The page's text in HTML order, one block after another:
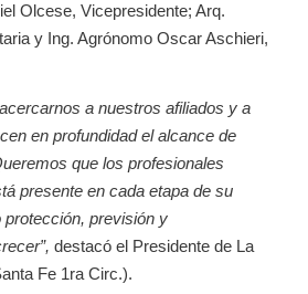
Olcese, Vicepresidente; Arq.
y Ing. Agrónomo Oscar Aschieri,
a nuestros afiliados y a
en profundidad el alcance de
que los profesionales
presente en cada etapa de su
protección, previsión y
destacó el Presidente de La
Fe 1ra Circ.).